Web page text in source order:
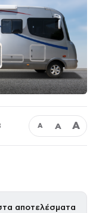
Α Α Α
αποτελέσματα